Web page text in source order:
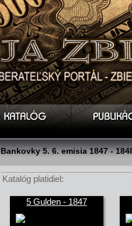
Bankovky 5. 6. emisia 1847 -
Katalóg platidiel:
5 Gulden - 1847